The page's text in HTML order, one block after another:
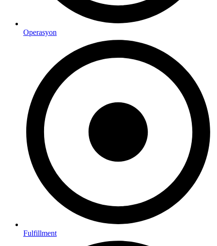
Operasyon
Fulfillment